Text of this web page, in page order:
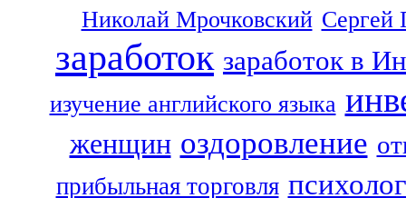
Николай Мрочковский Сергей
заработок заработок в
изучение английского языка
женщин оздоровление
прибыльная торговля